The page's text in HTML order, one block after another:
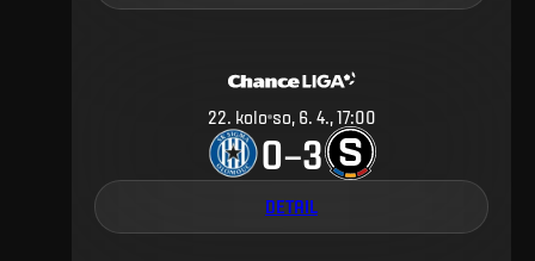
22 kolo so, 6. 4., 17:00
0–3
DETAIL